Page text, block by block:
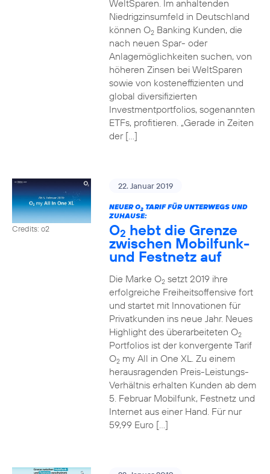
WeltSparen. Im anhaltenden
Niedrigzinsumfeld in Deutschland
können O2Banking Kunden, die
nach neuen Spar- oder
Anlagemöglichkeiten suchen, von
höheren Zinsen bei WeltSparen
sowie von kosteneffizienten und
global diversifizierten
Investmentportfolios, sogenannten
ETFs, profitieren. „Gerade in Zeiten
der […]
Credits: o2
22. Januar 2019
NEUER O2TARIF FÜR UNTERWEGS UND
ZUHAUSE:
O2 hebt die Grenze
zwischen Mobilfunk-
und Festnetz auf
Die Marke O2setzt 2019 ihre
erfolgreiche Freiheitsoffensive fort
und startet mit Innovationen für
Privatkunden ins neue Jahr. Neues
Highlight des überarbeiteten O2
Portfolios ist der konvergente Tarif
O2my All in One XL. Zu einem
herausragenden Preis-Leistungs-
Verhältnis erhalten Kunden ab dem
5. Februar Mobilfunk, Festnetz und
Internet aus einer Hand. Für nur
59,99 Euro […]